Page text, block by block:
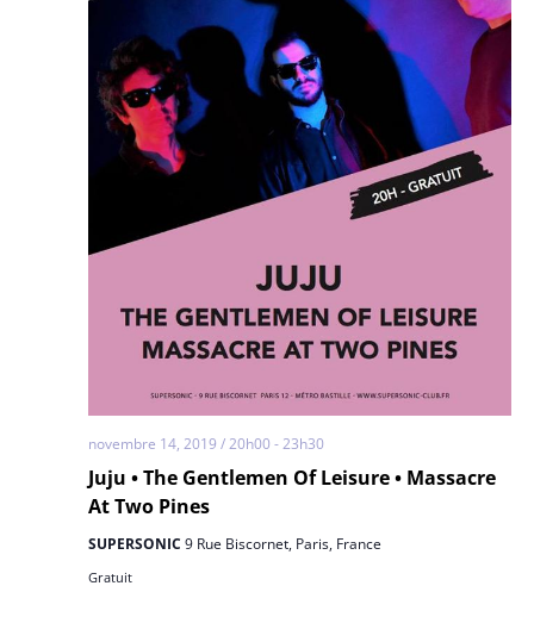
Juju • The Gentlemen Of Leisure • Massacre
At Two Pines
novembre 14, 2019 / 20h00 -23h30
SUPERSONIC 9 Rue Biscornet, Paris, France
Gratuit